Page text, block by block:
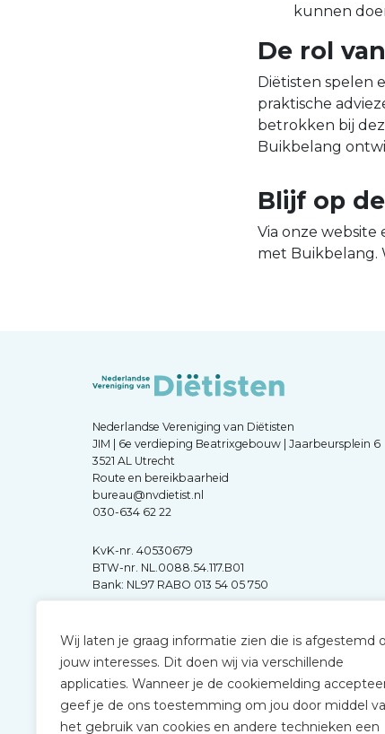
Wij laten je graag informatie zien die is afgestemd
jouw interesses. Dit doen wij via verschillende
applicaties. Wanneer je de cookiemelding
geef je de ons toestemming om jou door middel
het gebruik van cookies en andere technieken een
kunnen
De rol
Diëtisten spelen
praktische
betrokken bij
Buikbelang
Blijf op
Via onze
met Buikbelang.
Nederlandse Vereniging van Diëtisten
JIM | 6e verdieping Beatrixgebouw | Jaarbeursplein 6
3521 AL Utrecht
Route en bereikbaarheid
bureau@nvdietist.nl
030-634 62 22
KvK-nr. 40530679
BTW-nr. NL.0088.54.117.B01
Bank: NL97 RABO 013 54 05 750